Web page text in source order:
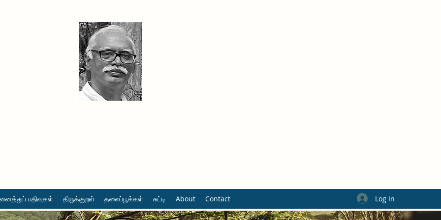
பதிவுகள் திருக்குறள் தலைப்பூக்கள் சுட்டி About Contact Log In